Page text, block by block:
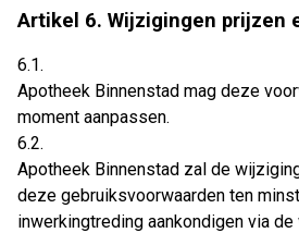
Artikel 6. Wijzigingen prijzen
6.1.
Apotheek Binnenstad mag deze
moment aanpassen.
6.2.
Apotheek Binnenstad zal de
deze gebruiksvoorwaarden ten
inwerkingtreding aankondigen via